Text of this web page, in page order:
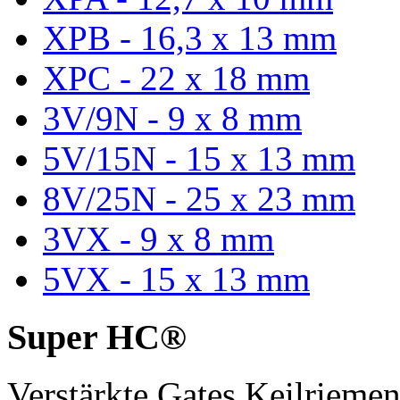
XPB - 16,3 x 13 mm
XPC - 22 x 18 mm
3V/9N - 9 x 8 mm
5V/15N - 15 x 13 mm
8V/25N - 25 x 23 mm
3VX - 9 x 8 mm
5VX - 15 x 13 mm
Super HC®